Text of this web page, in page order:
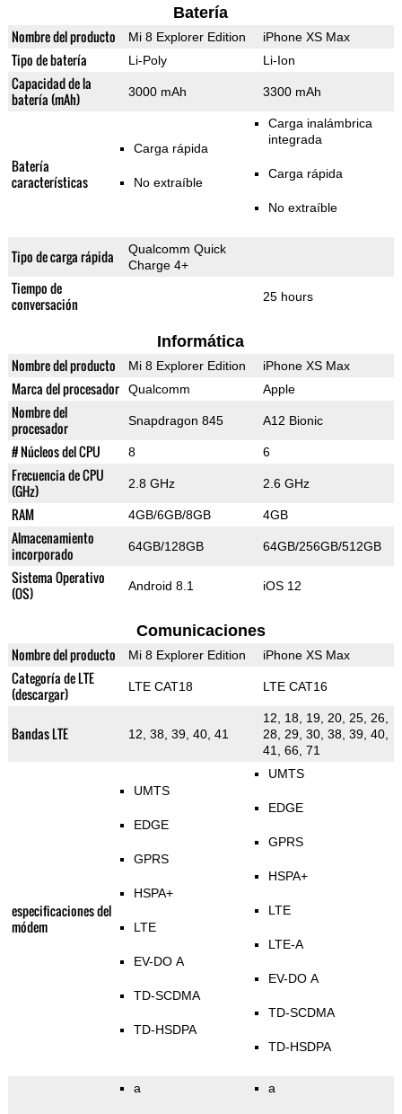
Batería
Nombre del producto Mi 8 Explorer Edition iPhone XS Max
Tipo de batería Li-Poly Li-Ion
Capacidad de la
batería (mAh)
3000 mAh 3300 mAh
Batería
características
Carga rápida
No extraíble
Carga inalámbrica
integrada
Carga rápida
No extraíble
Tipo de carga rápida
Qualcomm Quick
Charge 4+
Tiempo de
conversación
25 hours
Informática
Nombre del producto Mi 8 Explorer Edition iPhone XS Max
Marca del procesador Qualcomm Apple
Nombre del
procesador
Snapdragon 845 A12 Bionic
# Núcleos del CPU 8 6
Frecuencia de CPU
(GHz)
2.8 GHz 2.6 GHz
RAM 4GB/6GB/8GB 4GB
Almacenamiento
incorporado
64GB/128GB 64GB/256GB/512GB
Sistema Operativo
(OS)
Android 8.1 iOS 12
Comunicaciones
Nombre del producto Mi 8 Explorer Edition iPhone XS Max
Categoría de LTE
(descargar)
LTE CAT18 LTE CAT16
Bandas LTE 12, 38, 39, 40, 41
12, 18, 19, 20, 25, 26,
28, 29, 30, 38, 39, 40,
41, 66, 71
especificaciones del
módem
UMTS
EDGE
GPRS
HSPA+
LTE
EV-DO A
TD-SCDMA
TD-HSDPA
UMTS
EDGE
GPRS
HSPA+
LTE
LTE-A
EV-DO A
TD-SCDMA
TD-HSDPA
a a